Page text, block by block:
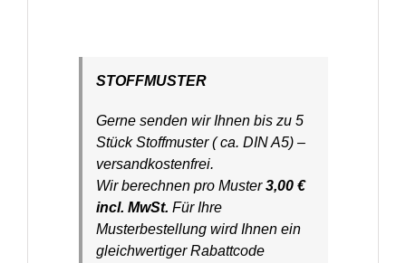
STOFFMUSTER
Gerne senden wir Ihnen bis zu 5
Stück Stoffmuster ( ca. DIN A5) –
versandkostenfrei.
Wir berechnen pro Muster3,00 €
incl. MwSt. Für Ihre
Musterbestellung wird Ihnen ein
gleichwertiger Rabattcode